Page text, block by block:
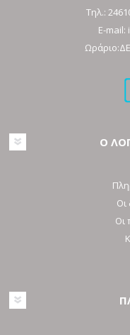
Τηλ.:
E-mail:
Ο
Οι
Οι